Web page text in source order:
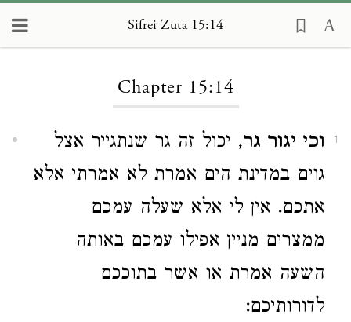
Sifrei Zuta 15:14
Chapter 15:14
1 וכי יגור גר, יכול זה גר שנתגייר אצל
גוים במדינת הים אמרת לא אמרתי אלא
אתכם. אין לי אלא שעלה עמכם
ממצרים מניין אפילו עמכם באותה
השעה אמרת או אשר בתוככם
לדורותיכם: